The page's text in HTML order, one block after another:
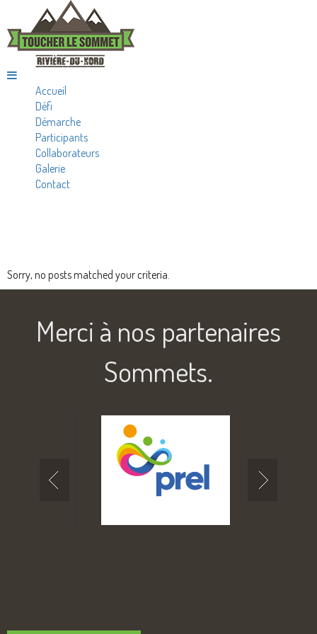
Accueil
Défi
Démarche
Participants
Collaborateurs
Galerie
Contact
Sorry, no posts matched your criteria.
Merci à nos partenaires
Sommets.